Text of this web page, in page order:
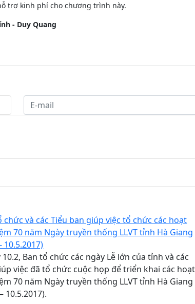
trợ kinh phí cho chương trình này.
- Duy Quang
chức và các Tiểu ban giúp việc tổ chức các hoạt
70 năm Ngày truyền thống LLVT tỉnh Hà Giang
10.5.2017)
10.2, Ban tổ chức các ngày Lễ lớn của tỉnh và các
việc đã tổ chức cuộc họp để triển khai các hoạt
70 năm Ngày truyền thống LLVT tỉnh Hà Giang
10.5.2017).